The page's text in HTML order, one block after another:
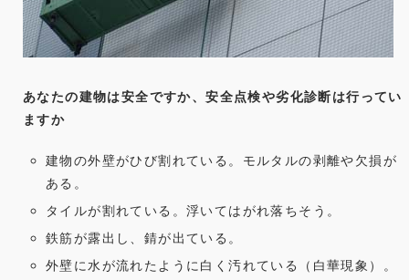
で
は
あ
ま
か
あなたの建物は安全ですか、安全点検や劣化診断は行ってい
ますか
建物の外壁がひび割れている。モルタルの剥離や欠損が
ある。
タイルが割れている。浮いてはがれ落ちそう。
鉄筋が露出し、錆が出ている。
外壁に水が流れたように白く汚れている（白華現象）。